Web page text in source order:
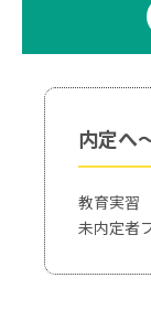
内定へ
教育実習
未内定者